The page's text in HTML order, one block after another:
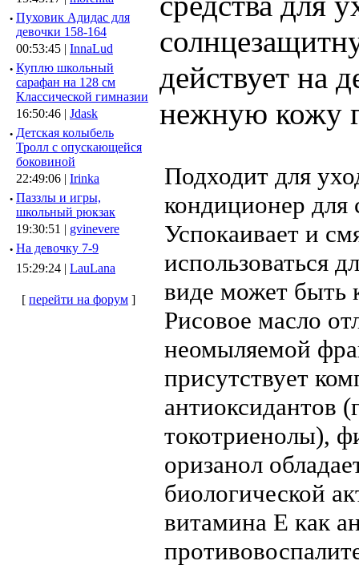
· Пуховик Адидас для
девочки 158-164
00:53:45 | InnaLud
· Куплю школьный
сарафан на 128 см
Классической гимназии
16:50:46 | Jdask
· Детская колыбель
Тролл с опускающейся
боковиной
22:49:06 | Irinka
· Паззлы и игры,
школьный рюкзак
19:30:51 | gvinevere
· Hа девочку 7-9
15:29:24 | LauLana
[ перейти на форум ]
действует на
нежную кожу
Подходит для
кондиционер
Успокаивает и
использоваться
виде может быть
Рисовое масло
неомыляемой
присутствует
антиоксидантов
токотриенолы),
оризанол
биологической
витамина Е как